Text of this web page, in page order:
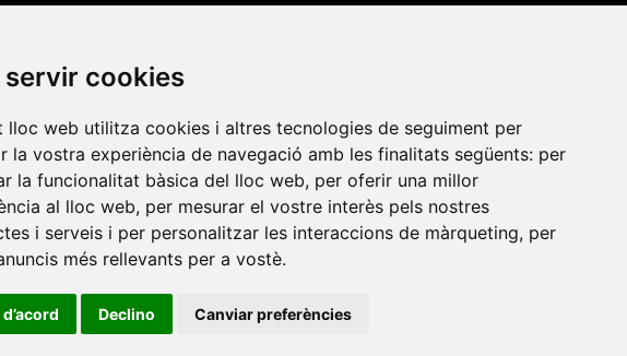
servir cookies
lloc web utilitza cookies i altres tecnologies de seguiment per
la vostra experiència de navegació amb les finalitats següents: per
la funcionalitat bàsica del lloc web, per oferir una millor
al lloc web, per mesurar el vostre interès pels nostres
i serveis i per personalitzar les interaccions de màrqueting, per
més rellevants per a vostè.
Declino Canviar preferències
de Barcelona• Universitat de Barcelona •
Universitat CEU Cardenal
Universitat Jaume I• Universitat de Lleida •Universitat Miguel
Politècnica de Catalunya •Universitat Politècnica de València